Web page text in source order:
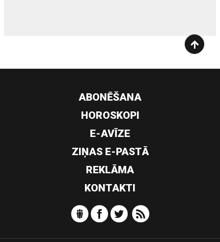
ABONĒŠANA
HOROSKOPI
E-AVĪZE
ZIŅAS E-PASTĀ
REKLĀMA
KONTAKTI